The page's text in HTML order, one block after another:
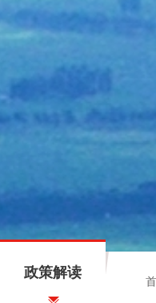
政策解读